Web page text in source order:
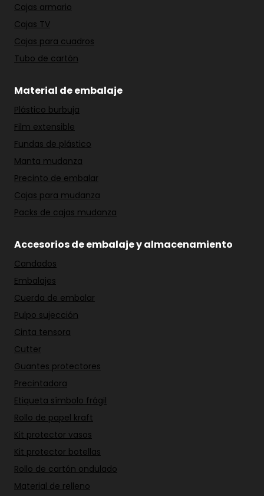
Cajas armario
Cajas TV
Cajas para cuadros
Tubo de cartón
Material de embalaje
Plástico burbuja
Film extensible
Fundas de plástico
Manta mudanza
Precinto de embalar
Cajas para mudanza
Packs de cajas mudanza
Accesorios de embalaje y almacenamiento
Candados
Embalajes
Cuerda de embalar
Pulpo sujección
Cinta tensora
Cutter
Guantes protectores
Precintadora
Etiqueta símbolo frágil
Rollo de papel kraft
Kit protector vasos
Kit protector botellas
Rollo de cartón ondulado
Material de relleno